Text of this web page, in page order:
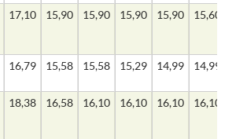
17,10 15,90 15,90 15,90 15,90 15,60
16,79 15,58 15,58 15,29 14,99 14,99
18,38 16,58 16,10 16,10 16,10 16,10